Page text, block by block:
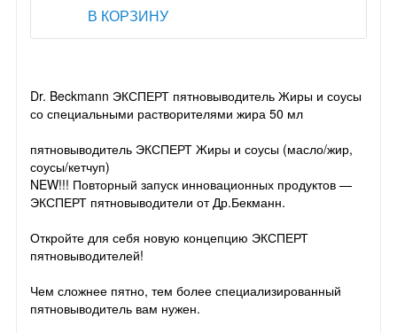
В КОРЗИНУ
Dr. Beckmann ЭКСПЕРТ пятновыводитель Жиры и соусы
со специальными растворителями жира 50 мл
пятновыводитель ЭКСПЕРТ Жиры и соусы (масло/жир,
соусы/кетчуп)
NEW!!! Повторный запуск инновационных продуктов —
ЭКСПЕРТ пятновыводители от Др.Бекманн.
Откройте для себя новую концепцию ЭКСПЕРТ
пятновыводителей!
Чем сложнее пятно, тем более специализированный
пятновыводитель вам нужен.